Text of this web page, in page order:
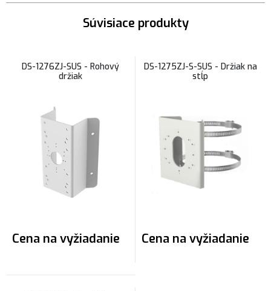
Súvisiace produkty
DS-1276ZJ-SUS - Rohový
držiak
Cena na vyžiadanie
DS-1275ZJ-S-SUS - Držiak na
stĺp
Cena na vyžiadanie